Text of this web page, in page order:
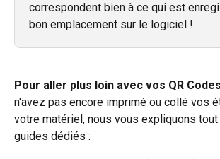
correspondent bien à ce qui est
bon emplacement sur le logiciel !
Pour aller plus loin avec vos QR
n'avez pas encore imprimé ou collé vos
votre matériel, nous vous expliquons
guides dédiés :